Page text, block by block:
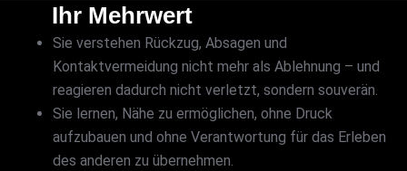
Ihr Mehrwert
Sie verstehen Rückzug, Absagen und
Kontaktvermeidung nicht mehr als Ablehnung – und
reagieren dadurch nicht verletzt, sondern souverän.
Sie lernen, Nähe zu ermöglichen, ohne Druck
aufzubauen und ohne Verantwortung für das Erleben
des anderen zu übernehmen.